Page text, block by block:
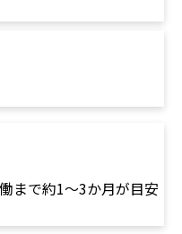
まで約1～3か月が目安